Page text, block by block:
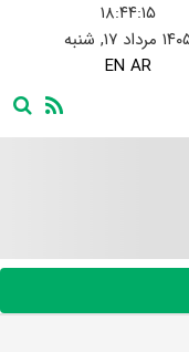
۱۸:۴۴:۱۵
مرداد ۱۷, شنبه
EN AR